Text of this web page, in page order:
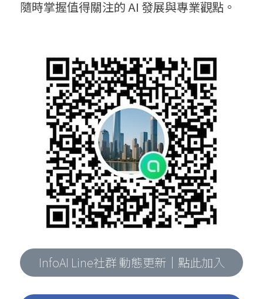
隨時掌握值得關注的 AI 發展與專業觀點。
InfoAI Line社群 動態更新｜點此加入